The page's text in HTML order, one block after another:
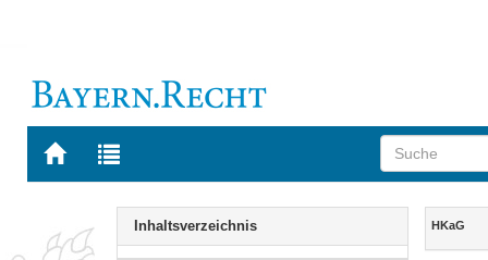
Zur
BAYERN.RECHT
Zur
letzten
Navigation
Inhaltsverzeichnis Inhalt
HKaG